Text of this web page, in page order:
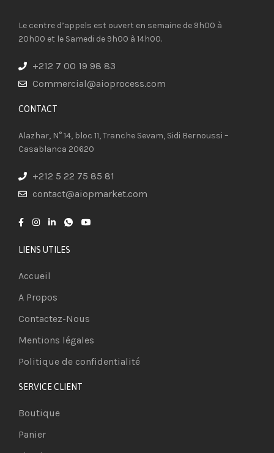
Le centre d’appels est ouvert en semaine de 9h00 à
20h00 et le Samedi de 9h00 à 14h00.
+212 7 00 19 98 83
Commercial@aioprocess.com
CONTACT​
Alazhar, N° 14, bloc 11, Tranche Sevam, Sidi Bernoussi –
Casablanca 20620
+212 5 22 75 85 81
contact@aiopmarket.com
LIENS UTILES
Accueil
A Propos
Contactez-Nous
Mentions légales
Politique de confidentialité
SERVICE CLIENT
Boutique
Panier